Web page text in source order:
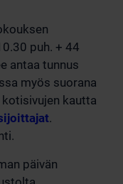
puh. + 44
antaa tunnus
myös suorana
kautta
.
päivän